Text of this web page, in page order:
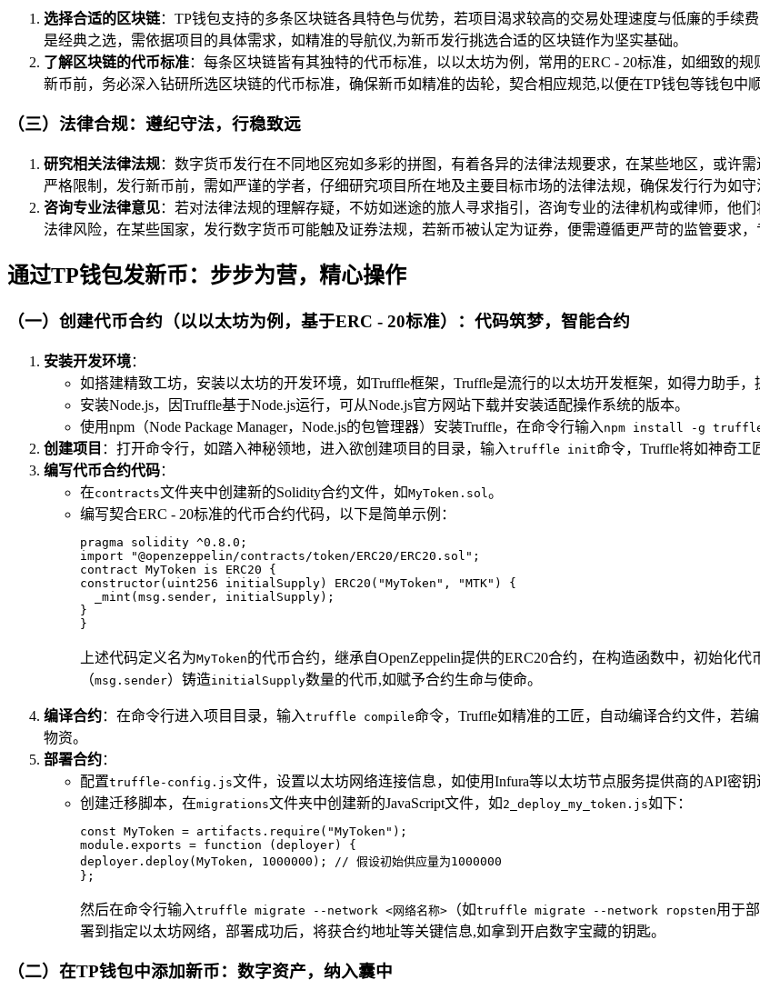
选择合适的区块链：TP钱包支持的多条区块链各具特色与优势，若项目渴求较高的交易处理速度与低廉的手续
是经典之选，需依据项目的具体需求，如精准的导航仪,为新币发行挑选合适的区块链作为坚实基础。
了解区块链的代币标准：每条区块链皆有其独特的代币标准，以以太坊为例，常用的ERC - 20标准，如细致的
新币前，务必深入钻研所选区块链的代币标准，确保新币如精准的齿轮，契合相应规范,以便在TP钱包等钱包中
（三）法律合规：遵纪守法，行稳致远
研究相关法律法规：数字货币发行在不同地区宛如多彩的拼图，有着各异的法律法规要求，在某些地区，或许
严格限制，发行新币前，需如严谨的学者，仔细研究项目所在地及主要目标市场的法律法规，确保发行行为如守
咨询专业法律意见：若对法律法规的理解存疑，不妨如迷途的旅人寻求指引，咨询专业的法律机构或律师，他
法律风险，在某些国家，发行数字货币可能触及证券法规，若新币被认定为证券，便需遵循更严苛的监管要求
通过TP钱包发新币：步步为营，精心操作
（一）创建代币合约（以以太坊为例，基于ERC - 20标准）：代码筑梦，智能合约
安装开发环境：
如搭建精致工坊，安装以太坊的开发环境，如Truffle框架，Truffle是流行的以太坊开发框架，如得力助手
安装Node.js，因Truffle基于Node.js运行，可从Node.js官方网站下载并安装适配操作系统的版本。
使用npm（Node Package Manager，Node.js的包管理器）安装Truffle，在命令行输入 npm install -g
创建项目 ：打开命令行，如踏入神秘领地，进入欲创建项目的目录，输入truffle init命令，Truffle将如神奇工
编写代币合约代码：
在contracts文件夹中创建新的Solidity合约文件，如MyToken.sol 。
编写契合ERC - 20标准的代币合约代码，以下是简单示例：
pragma solidity ^0.8.0;
import "@openzeppelin/contracts/token/ERC20/ERC20.sol";
contract MyToken is ERC20 {
constructor(uint256 initialSupply) ERC20("MyToken", "MTK") {
  _mint(msg.sender, initialSupply);
}
}
上述代码定义名为MyToken的代币合约，继承自OpenZeppelin提供的ERC20合约，在构造函数中，初始化
（msg.sender）铸造initialSupply数量的代币,如赋予合约生命与使命。
编译合约：在命令行进入项目目录，输入truffle compile命令，Truffle如精准的工匠，自动编译合约文件，若
物资。
部署合约：
配置truffle-config.js文件，设置以太坊网络连接信息，如使用Infura等以太坊节点服务提供商的API密
创建迁移脚本，在migrations文件夹中创建新的JavaScript文件，如 2_deploy_my_token.js如下：
const MyToken = artifacts.require("MyToken");
module.exports = function (deployer) {
deployer.deploy(MyToken, 1000000); // 假设初始供应量为1000000
};
然后在命令行输入truffle migrate --network <网络名称> （如truffle migrate --network ropsten用于
署到指定以太坊网络，部署成功后，将获合约地址等关键信息,如拿到开启数字宝藏的钥匙。
（二）在TP钱包中添加新币：数字资产，纳入囊中